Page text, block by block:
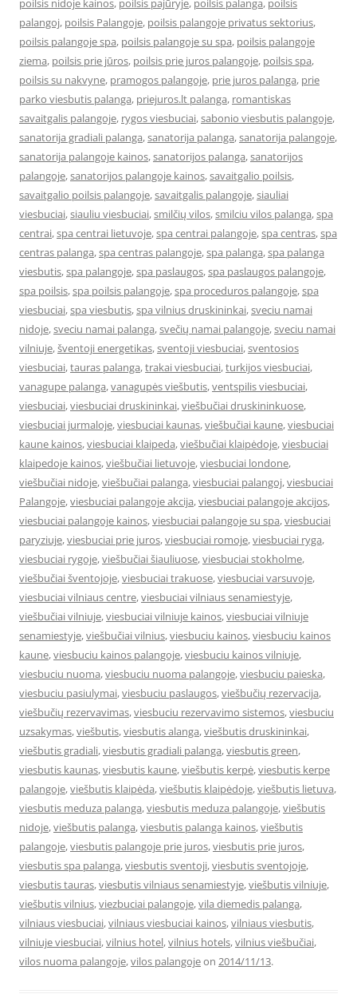
poilsis nidoje kainos, poilsis pajūryje, poilsis palanga, poilsis
palangoj, poilsis Palangoje, poilsis palangoje privatus sektorius,
poilsis palangoje spa, poilsis palangoje su spa, poilsis palangoje
ziema, poilsis prie jūros, poilsis prie juros palangoje, poilsis spa,
poilsis su nakvyne, pramogos palangoje, prie juros palanga, prie
parko viesbutis palanga, priejuros.lt palanga, romantiskas
savaitgalis palangoje, rygos viesbuciai,sabonio viesbutis palangoje,
sanatorija gradiali palanga,sanatorija palanga,sanatorija palangoje,
sanatorija palangoje kainos,sanatorijos palanga,sanatorijos
palangoje,sanatorijos palangoje kainos,savaitgalio poilsis,
savaitgalio poilsis palangoje,savaitgalis palangoje,siauliai
viesbuciai,siauliu viesbuciai,smilčių vilos,smilciu vilos palanga,spa
centrai,spa centrai lietuvoje,spa centrai palangoje,spa centras,spa
centras palanga,spa centras palangoje,spa palanga,spa palanga
viesbutis,spa palangoje,spa paslaugos,spa paslaugos palangoje,
spa poilsis,spa poilsis palangoje,spa proceduros palangoje,spa
viesbuciai,spa viesbutis,spa vilnius druskininkai,sveciu namai
nidoje,sveciu namai palanga,svečių namai palangoje,sveciu namai
vilniuje,šventoji energetikas,sventoji viesbuciai,sventosios
viesbuciai,tauras palanga,trakai viesbuciai,turkijos viesbuciai,
vanagupe palanga,vanagupės viešbutis,ventspilis viesbuciai,
viesbuciai,viesbuciai druskininkai,viešbučiai druskininkuose,
viesbuciai jurmaloje,viesbuciai kaunas,viešbučiai kaune,viesbuciai
kaune kainos,viesbuciai klaipeda,viešbučiai klaipėdoje,viesbuciai
klaipedoje kainos,viešbučiai lietuvoje,viesbuciai londone,
viešbučiai nidoje,viešbučiai palanga,viesbuciai palangoj,viesbuciai
Palangoje,viesbuciai palangoje akcija,viesbuciai palangoje akcijos,
viesbuciai palangoje kainos,viesbuciai palangoje su spa,viesbuciai
paryziuje,viesbuciai prie juros,viesbuciai romoje,viesbuciai ryga,
viesbuciai rygoje,viešbučiai šiauliuose,viesbuciai stokholme,
viešbučiai šventojoje,viesbuciai trakuose,viesbuciai varsuvoje,
viesbuciai vilniaus centre,viesbuciai vilniaus senamiestyje,
viešbučiai vilniuje,viesbuciai vilniuje kainos,viesbuciai vilniuje
senamiestyje,viešbučiai vilnius,viesbuciu kainos,viesbuciu kainos
kaune,viesbuciu kainos palangoje,viesbuciu kainos vilniuje,
viesbuciu nuoma,viesbuciu nuoma palangoje,viesbuciu paieska,
viesbuciu pasiulymai,viesbuciu paslaugos,viešbučių rezervacija,
viešbučių rezervavimas,viesbuciu rezervavimo sistemos,viesbuciu
uzsakymas,viešbutis,viesbutis alanga,viešbutis druskininkai,
viešbutis gradiali,viesbutis gradiali palanga,viesbutis green,
viesbutis kaunas,viesbutis kaune,viešbutis kerpė,viesbutis kerpe
palangoje,viešbutis klaipėda,viešbutis klaipėdoje,viešbutis lietuva,
viesbutis meduza palanga,viesbutis meduza palangoje,viešbutis
nidoje,viešbutis palanga,viesbutis palanga kainos,viešbutis
palangoje,viesbutis palangoje prie juros,viesbutis prie juros,
viesbutis spa palanga,viesbutis sventoji,viesbutis sventojoje,
viesbutis tauras,viesbutis vilniaus senamiestyje,viešbutis vilniuje,
viešbutis vilnius,viezbuciai palangoje,vila diemedis palanga,
vilniaus viesbuciai,vilniaus viesbuciai kainos,vilniaus viesbutis,
vilniuje viesbuciai,vilnius hotel,vilnius hotels,vilnius viešbučiai,
vilos nuoma palangoje,vilos palangojeon 2014/11/13.